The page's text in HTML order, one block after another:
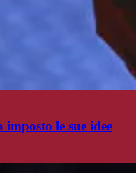
le sue idee